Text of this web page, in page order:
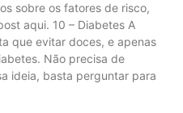
sobre os fatores de risco,
aqui. 10 – Diabetes A
que evitar doces, e apenas
Não precisa de
ideia, basta perguntar para